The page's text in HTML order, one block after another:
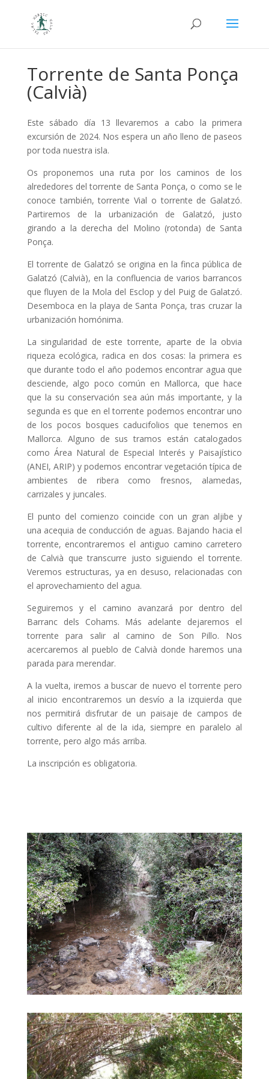
Torrente de Santa Ponça
(Calvià)
Este sábado día 13 llevaremos a cabo la primera
excursión de 2024. Nos espera un año lleno de paseos
por toda nuestra isla.
Os proponemos una ruta por los caminos de los
alrededores del torrente de Santa Ponça, o como se le
conoce también, torrente Vial o torrente de Galatzó.
Partiremos de la urbanización de Galatzó, justo
girando a la derecha del Molino (rotonda) de Santa
Ponça.
El torrente de Galatzó se origina en la finca pública de
Galatzó (Calvià), en la confluencia de varios barrancos
que fluyen de la Mola del Esclop y del Puig de Galatzó.
Desemboca en la playa de Santa Ponça, tras cruzar la
urbanización homónima.
La singularidad de este torrente, aparte de la obvia
riqueza ecológica, radica en dos cosas: la primera es
que durante todo el año podemos encontrar agua que
desciende, algo poco común en Mallorca, que hace
que la su conservación sea aún más importante, y la
segunda es que en el torrente podemos encontrar uno
de los pocos bosques caducifolios que tenemos en
Mallorca. Alguno de sus tramos están catalogados
como Área Natural de Especial Interés y Paisajístico
(ANEI, ARIP) y podemos encontrar vegetación típica de
ambientes de ribera como fresnos, alamedas,
carrizales y juncales.
El punto del comienzo coincide con un gran aljibe y
una acequia de conducción de aguas. Bajando hacia el
torrente, encontraremos el antiguo camino carretero
de Calvià que transcurre justo siguiendo el torrente.
Veremos estructuras, ya en desuso, relacionadas con
el aprovechamiento del agua.
Seguiremos y el camino avanzará por dentro del
Barranc dels Cohams. Más adelante dejaremos el
torrente para salir al camino de Son Pillo. Nos
acercaremos al pueblo de Calvià donde haremos una
parada para merendar.
A la vuelta, iremos a buscar de nuevo el torrente pero
al inicio encontraremos un desvío a la izquierda que
nos permitirá disfrutar de un paisaje de campos de
cultivo diferente al de la ida, siempre en paralelo al
torrente, pero algo más arriba.
La inscripción es obligatoria.